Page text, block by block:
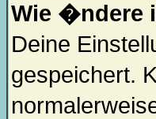
Wie �ndere
Deine
gespeichert.